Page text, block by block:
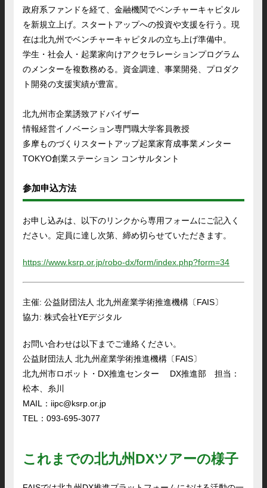
政府系ファンドを経て、金融機関でベンチャーキャピタル
を新規立上げ。スタートアップへの投資や支援を行う。現
在は北九州でベンチャーキャピタルの立ち上げ準備中。
学生・社会人・起業家向けアクセラレーションプログラム
のメンターを複数務める。資金調達、事業開発、プロダク
ト開発の支援実績が豊富。
北九州市企業誘致アドバイザー
情報経営イノベーション専門職大学客員教授
多摩ものづくりスタートアップ起業家育成事業メンター
TOKYO創業ステーション コンサルタント
参加申込方法
お申し込みは、以下のリンクから専用フォームにご記入く
ださい。定員に達し次第、締め切らせていただきます。
https://www.ksrp.or.jp/robo-dx/form/index.php?form=34
主催: 公益財団法人 北九州産業学術推進機構〔FAIS〕
協力: 株式会社YEデジタル
お問い合わせは以下までご連絡ください。
公益財団法人 北九州産業学術推進機構〔FAIS〕
北九州市ロボット・DX推進センター DX推進部 担当：
松本、糸川
MAIL：iipc@ksrp.or.jp
TEL：093-695-3077
これまでの北九州DXツアーの様子